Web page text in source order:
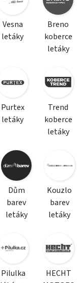
Vesna
letáky
Breno
koberce
letáky
Purtex
letáky
Trend
koberce
letáky
Dům
barev
letáky
Kouzlo
barev
letáky
Pilulka
HECHT